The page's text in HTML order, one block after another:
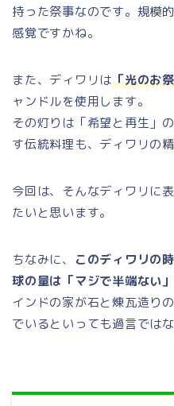
持った祭事なのです。規模
感覚ですかね。
また、ディワリは「光のお
ャンドルを使用します。
その灯りは「希望と再生」
す伝統料理も、ディワリの
今回は、そんなディワリに
たいと思います。
ちなみに、
このディワリの
球の量は「マジで半端ない
インドの家が石と煉瓦造り
でいるといっても過言では